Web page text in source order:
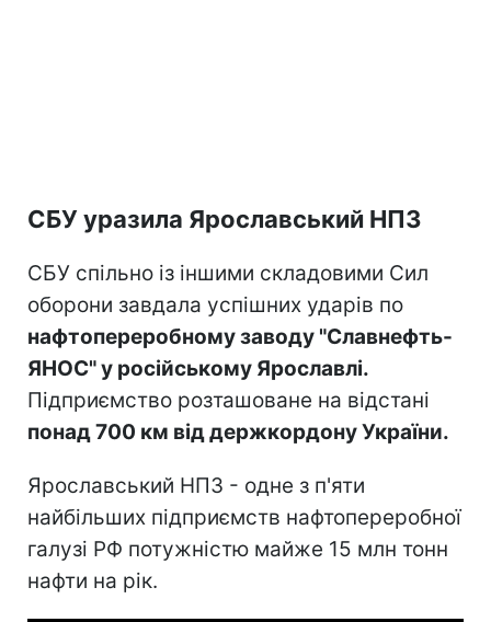
СБУ уразила Ярославський НПЗ
СБУ спільно із іншими складовими Сил
оборони завдала успішних ударів по
нафтопереробному заводу "Славнефть-
ЯНОС" у російському Ярославлі.
Підприємство розташоване на відстані
понад 700 км від держкордону України.
Ярославський НПЗ - одне з п'яти
найбільших підприємств нафтопереробної
галузі РФ потужністю майже 15 млн тонн
нафти на рік.